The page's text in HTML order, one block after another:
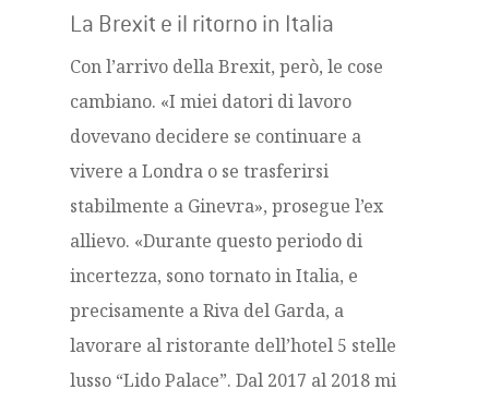
La Brexit e il ritorno in Italia
Con l’arrivo della Brexit, però, le cose
cambiano. «I miei datori di lavoro
dovevano decidere se continuare a
vivere a Londra o se trasferirsi
stabilmente a Ginevra», prosegue l’ex
allievo. «Durante questo periodo di
incertezza, sono tornato in Italia, e
precisamente a Riva del Garda, a
lavorare al ristorante dell’hotel 5 stelle
lusso “Lido Palace”. Dal 2017 al 2018 mi